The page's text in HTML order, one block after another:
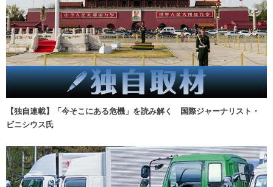
【独自連載】「今そこにある危機」を読み解く 国際ジャーナリスト・
ビニシウス氏